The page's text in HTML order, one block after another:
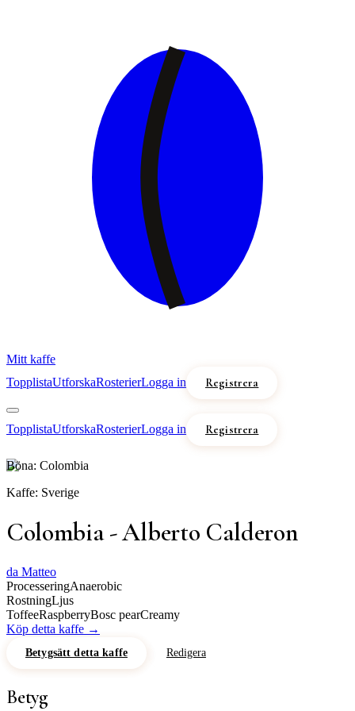
Mitt kaffe
TopplistaUtforskaRosterierLogga in Registrera
TopplistaUtforskaRosterierLogga in Registrera
Böna: Colombia
Kaffe: Sverige
Colombia - Alberto Calderon
da Matteo
ProcesseringAnaerobic
RostningLjus
ToffeeRaspberryBosc pearCreamy
Köp detta kaffe →
Betygsätt detta kaffe Redigera
Betyg